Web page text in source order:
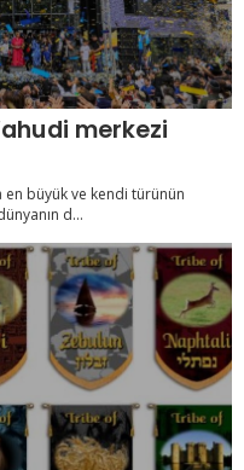
merkezi
en büyük ve kendi türünün
d...